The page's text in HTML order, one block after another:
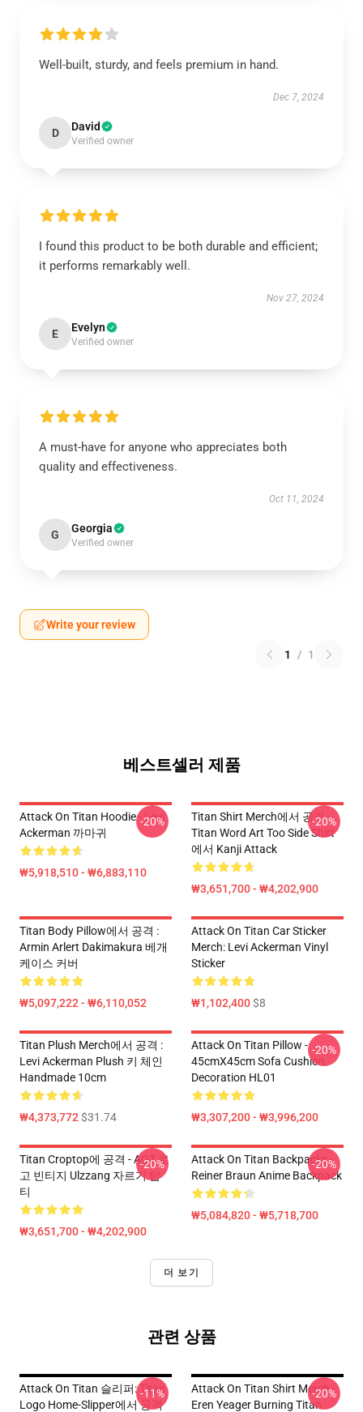
Well-built, sturdy, and feels premium in hand.
Dec 7, 2024
D David
Verified owner
I found this product to be both durable and efficient;
it performs remarkably well.
Nov 27, 2024
E Evelyn
Verified owner
A must-have for anyone who appreciates both
quality and effectiveness.
Oct 11, 2024
G Georgia
Verified owner
Write your review
1 / 1
베스트셀러 제품
Attack On Titan Hoodie - Levi
Ackerman 까마귀
₩5,918,510 - ₩6,883,110
-20%
Titan Shirt Merch에서 공격 -
Titan Word Art Too Side Shirt
에서 Kanji Attack
₩3,651,700 - ₩4,202,900
-20%
Titan Body Pillow에서 공격 :
Armin Arlert Dakimakura 베개
케이스 커버
₩5,097,222 - ₩6,110,052
Attack On Titan Car Sticker
Merch: Levi Ackerman Vinyl
Sticker
₩1,102,400$8
Titan Plush Merch에서 공격 :
Levi Ackerman Plush 키 체인
Handmade 10cm
₩4,373,772$31.74
Attack On Titan Pillow -
45cmX45cm Sofa Cushion
Decoration HL01
₩3,307,200 - ₩3,996,200
-20%
Titan Croptop에 공격 - AOT 로
고 빈티지 Ulzzang 자르기 탑
티
₩3,651,700 - ₩4,202,900
-20%
Attack On Titan Backpacks -
Reiner Braun Anime Backpack
₩5,084,820 - ₩5,718,700
-20%
더 보기
관련 상품
Attack On Titan 슬리퍼: Titan
Logo Home-Slipper에서 공격
-11%
Attack On Titan Shirt Merch -
Eren Yeager Burning Titan
-20%